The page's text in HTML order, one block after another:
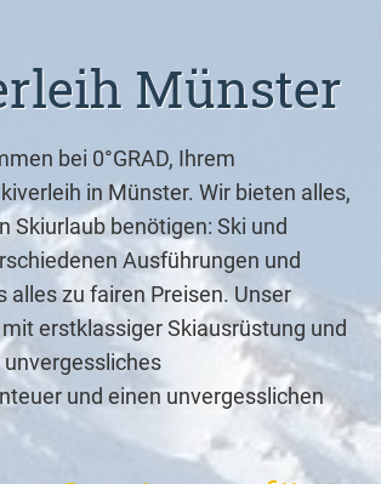
Münster
bei 0°GRAD, Ihrem
in Münster. Wir bieten alles,
Skiurlaub benötigen: Ski und
Ausführungen und
alles zu fairen Preisen. Unser
erstklassiger Skiausrüstung und
und einen unvergesslichen